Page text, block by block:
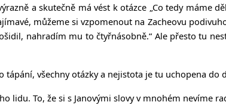
a skutečně má vést k otázce „Co tedy máme
můžeme si vzpomenout na Zacheovu
nahradím mu to čtyřnásobně.“ Ale přesto tu
všechny otázky a nejistota je tu uchopena
To, že si s Janovými slovy v mnohém nevíme